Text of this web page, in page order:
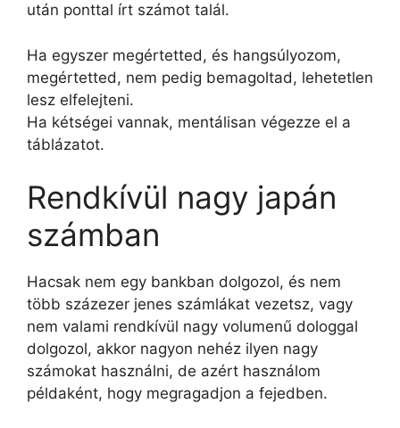
után ponttal írt számot talál.
Ha egyszer megértetted, és hangsúlyozom,
megértetted, nem pedig bemagoltad, lehetetlen
lesz elfelejteni.
Ha kétségei vannak, mentálisan végezze el a
táblázatot.
Rendkívül nagy japán
számban
Hacsak nem egy bankban dolgozol, és nem
több százezer jenes számlákat vezetsz, vagy
nem valami rendkívül nagy volumenű dologgal
dolgozol, akkor nagyon nehéz ilyen nagy
számokat használni, de azért használom
példaként, hogy megragadjon a fejedben.